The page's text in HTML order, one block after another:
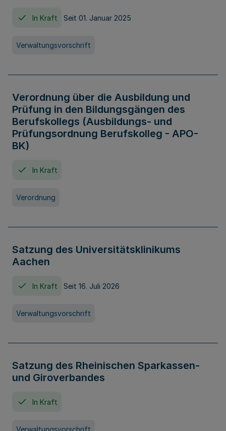
In Kraft Seit 01. Januar 2025
Verwaltungsvorschrift
Verordnung über die Ausbildung und
Prüfung in den Bildungsgängen des
Berufskollegs (Ausbildungs- und
Prüfungsordnung Berufskolleg - APO-
BK)
In Kraft
Verordnung
Satzung des Universitätsklinikums
Aachen
In Kraft Seit 16. Juli 2026
Verwaltungsvorschrift
Satzung des Rheinischen Sparkassen-
und Giroverbandes
In Kraft
Verwaltungsvorschrift